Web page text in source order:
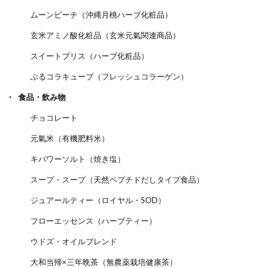
ムーンピーチ（沖縄月桃ハーブ化粧品）
玄米アミノ酸化粧品（玄米元氣関連商品）
スイートブリス（ハーブ化粧品）
ぷるコラキューブ（フレッシュコラーゲン）
食品・飲み物
チョコレート
元氣米（有機肥料米）
キパワーソルト（焼き塩）
スープ・スープ（天然ペプチドだしタイプ食品）
ジュアールティー（ロイヤル・SOD）
フローエッセンス（ハーブティー）
ウドズ・オイルブレンド
大和当帰×三年晩茶（無農薬栽培健康茶）